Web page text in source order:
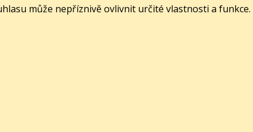
může nepříznivě ovlivnit určité vlastnosti a funkce.